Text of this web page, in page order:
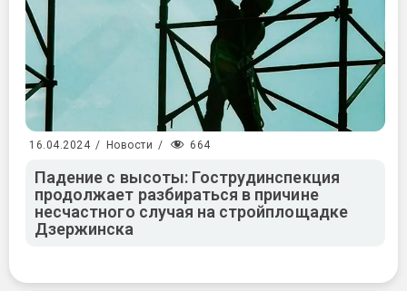
16.04.2024 / Новости / 664
Падение с высоты: Гострудинспекция
продолжает разбираться в причине
несчастного случая на стройплощадке
Дзержинска